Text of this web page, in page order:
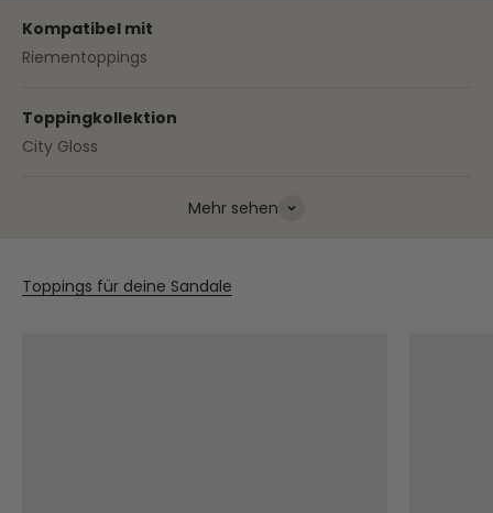
Kompatibel mit
Riementoppings
Toppingkollektion
City Gloss
Mehr sehen
Toppings für deine Sandale